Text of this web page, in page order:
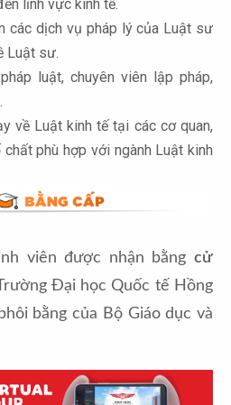
lĩnh vực kinh tế.
các dịch vụ pháp lý của Luật sư
Luật sư.
luật, chuyên viên lập pháp,
về Luật kinh tế tại các cơ quan,
phù hợp với ngành Luật kinh
viên được nhận bằng cử
Đại học Quốc tế Hồng
bằng của Bộ Giáo dục và